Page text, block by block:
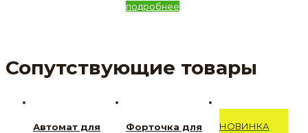
подробнее
Сопутствующие товары
Автомат для
Форточка для
НОВИНКА